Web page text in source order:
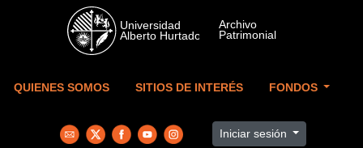
Skip to main content
QUIENES SOMOS SITIOS DE INTERÉS FONDOS
Iniciar sesión